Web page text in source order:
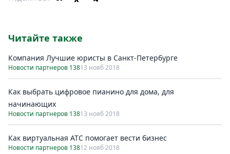
Читайте также
Компания Лучшие юристы в Санкт-Петербурге
Новости партнеров 13813 нояб 2018
Как выбрать цифровое пианино для дома, для
начинающих
Новости партнеров 13813 нояб 2018
Как виртуальная АТС помогает вести бизнес
Новости партнеров 13812 нояб 2018